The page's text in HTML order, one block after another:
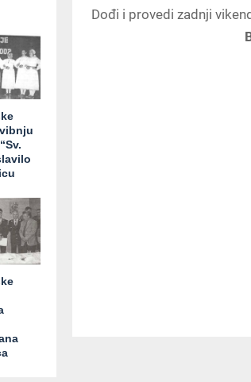
Dođi i provedi zadnji